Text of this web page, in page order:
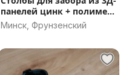
панелей цинк + полимер
60*40*1,5мм - 2,4м
Минск, Фрунзенский